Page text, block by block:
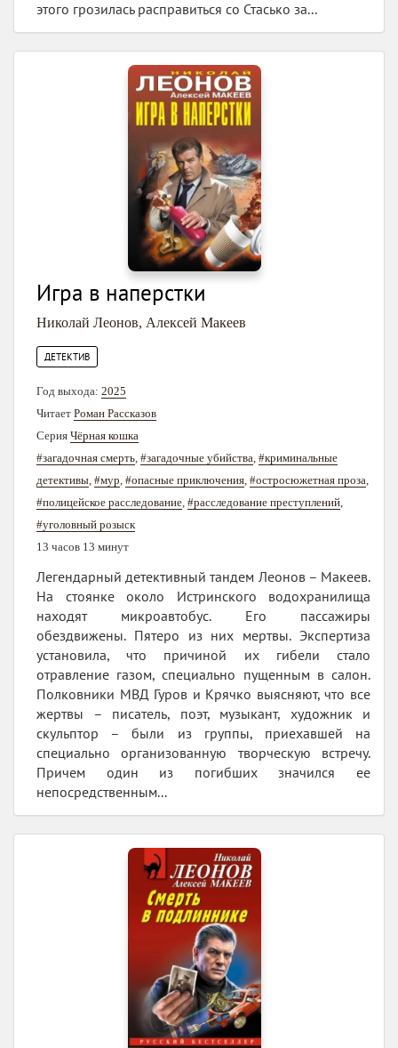
этого грозилась расправиться со Стасько за...
Игра в наперстки
Николай Леонов, Алексей Макеев
ДЕТЕКТИВ
Год выхода: 2025
Читает Роман Рассказов
Серия Чёрная кошка
#загадочная смерть, #загадочные убийства, #криминальные
детективы, #мур, #опасные приключения, #остросюжетная проза,
#полицейское расследование, #расследование преступлений,
#уголовный розыск
13 часов 13 минут
Легендарный детективный тандем Леонов – Макеев.
На стоянке около Истринского водохранилища
находят микроавтобус. Его пассажиры
обездвижены. Пятеро из них мертвы. Экспертиза
установила, что причиной их гибели стало
отравление газом, специально пущенным в салон.
Полковники МВД Гуров и Крячко выясняют, что все
жертвы – писатель, поэт, музыкант, художник и
скульптор – были из группы, приехавшей на
специально организованную творческую встречу.
Причем один из погибших значился ее
непосредственным...